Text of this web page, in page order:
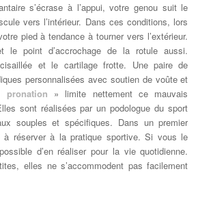
s’écrase à l’appui, votre genou suit le
vers l’intérieur. Dans ces conditions, lors
pied à tendance à tourner vers l’extérieur.
le point d’accrochage de la rotule aussi.
cisaillée et le cartilage frotte. Une paire de
personnalisées avec soutien de voûte et
pronation » limite nettement ce mauvais
sont réalisées par un podologue du sport
souples et spécifiques. Dans un premier
à réserver à la pratique sportive. Si vous le
d’en réaliser pour la vie quotidienne.
elles ne s’accommodent pas facilement